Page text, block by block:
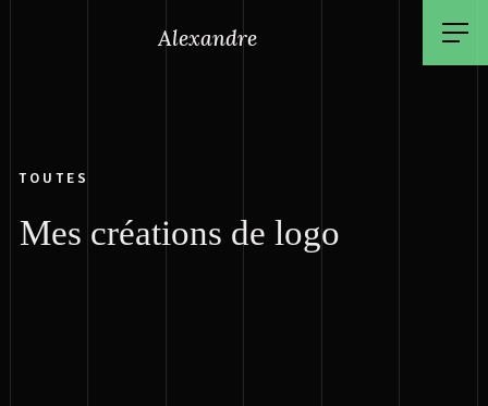
Alexandre
TOUTES
Mes créations de logo